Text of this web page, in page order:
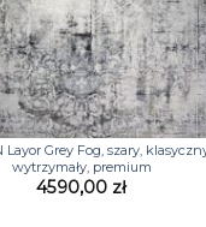
Layor Grey Fog, szary,
wytrzymały, premium
4590,00 zł